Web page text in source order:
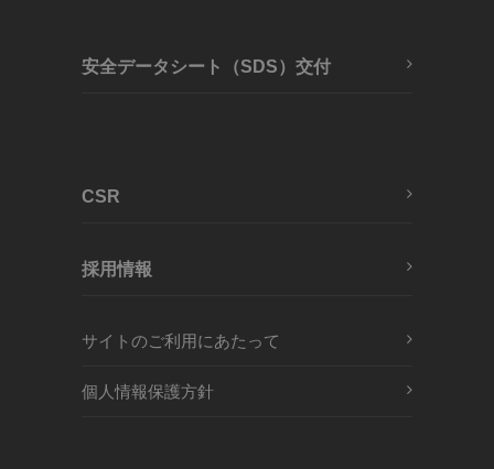
安全データシート（SDS）交付
CSR
採用情報
サイトのご利用にあたって
個人情報保護方針